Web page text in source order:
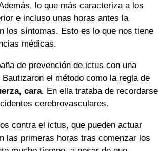
lo que más caracteriza a los
e incluso unas horas antes la
los síntomas. Esto es lo que nos tiene
médicas.
de prevención de ictus con una
el método como la regla de
cara. En ella trataba de recordarse
cerebrovasculares.
contra el ictus, que pueden actuar
las primeras horas tras comenzar los